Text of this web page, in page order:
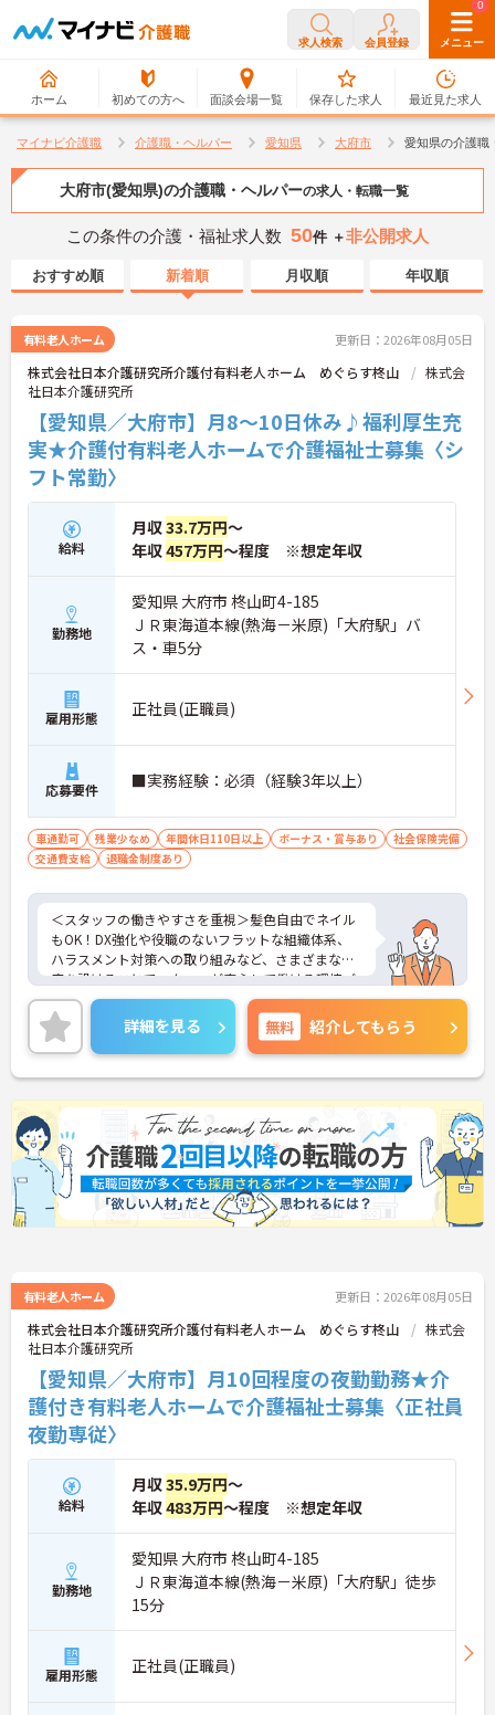
求人検索 会員登録 メニュー
ホーム 初めての方へ 面談会場一覧
0
保存した求人
0
最近見た求人
マイナビ介護職 介護職・ヘルパー 愛知県 大府市 愛知県の介護職
大府市(愛知県)の介護職・ヘルパーの求人・転職一覧
この条件の介護・福祉求人数 50件 ＋非公開求人
おすすめ順 新着順 月収順 年収順
有料老人ホーム 更新日：2026年08月05日
株式会社日本介護研究所介護付有料老人ホーム めぐらす柊山
株式会
社日本介護研究所
【愛知県／大府市】月8～10日休み♪福利厚生充
実★介護付有料老人ホームで介護福祉士募集〈シ
フト常勤〉
給料
月収33.7万円～
年収457万円～程度 ※想定年収
勤務地
愛知県 大府市 柊山町4-185
ＪＲ東海道本線(熱海－米原)「大府駅」バ
ス・車5分
雇用形態 正社員(正職員)
応募要件 ■実務経験：必須（経験3年以上）
車通勤可 残業少なめ 年間休日110日以上 ボーナス・賞与あり
社会保険完備
交通費支給
退職金制度あり
＜スタッフの働きやすさを重視＞髪色自由でネイル
もOK！DX強化や役職のないフラットな組織体系、
ハラスメント対策への取り組みなど、さまざまな制
度を設けることでスタッフが安心して働ける環境づ
くりに取り組まれています。
＜ライフスタイルに合わせた勤務形態＞夜勤ありの
シフト常勤、日勤専従、夜勤専従といったさまざま
な働き方が設定されている法人です。
＜チームで連携しながらのお仕事＞一人ひとりが主
体性をもって働くことを大切にしながらも、苦手分
野は互いで補い合うなど、チームとしてしっかりと
連携を取りながら日々の業務に努められています。
ご興味のある方には、面接対策ポイント等、さらに
詳細をお話ししますのでお気軽にご相談ください！
詳細を見る 無料 紹介してもらう
有料老人ホーム 更新日：2026年08月05日
株式会社日本介護研究所介護付有料老人ホーム めぐらす柊山
株式会
社日本介護研究所
【愛知県／大府市】月10回程度の夜勤勤務★介
護付き有料老人ホームで介護福祉士募集〈正社員
夜勤専従〉
給料
月収35.9万円～
年収483万円～程度 ※想定年収
勤務地
愛知県 大府市 柊山町4-185
ＪＲ東海道本線(熱海－米原)「大府駅」徒歩
15分
雇用形態 正社員(正職員)